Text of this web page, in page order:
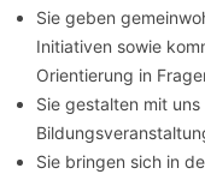
Sie geben
Initiativen sowie
Orientierung in
Sie gestalten mit
Sie bringen sich in